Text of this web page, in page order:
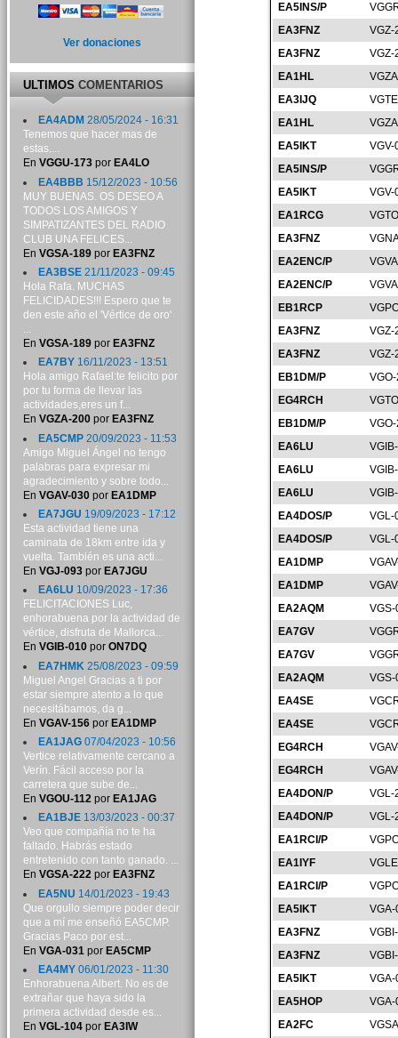
EA5INS/P
EA3FNZ
VGZ-
EA3FNZ
VGZ-
EA1HL
EA3IJQ
EA1HL
EA5IKT
VGV-
EA5INS/P
EA5IKT
VGV-
EA1RCG
EA3FNZ
EA2ENC/P
EA2ENC/P
EB1RCP
EA3FNZ
VGZ-
EA3FNZ
VGZ-
EB1DM/P
EG4RCH
EB1DM/P
EA6LU
EA6LU
EA6LU
EA4DOS/P
VGL-
EA4DOS/P
VGL-
EA1DMP
EA1DMP
EA2AQM
EA7GV
EA7GV
EA2AQM
EA4SE
EA4SE
EG4RCH
EG4RCH
EA4DON/P
VGL-
EA4DON/P
VGL-
EA1RCI/P
EA1IYF
EA1RCI/P
EA5IKT
EA3FNZ
EA3FNZ
EA5IKT
EA5HOP
EA2FC
Ver donaciones
ULTIMOSCOMENTARIOS
EA4ADM 28/05/2024 - 16:31
Tenemos que hacer mas de
estas....
En VGGU-173por EA4LO
EA4BBB 15/12/2023 - 10:56
MUY BUENAS. OS DESEO A
TODOS LOS AMIGOS Y
SIMPATIZANTES DEL RADIO
CLUB UNA FELICES...
En VGSA-189por EA3FNZ
EA3BSE21/11/2023 - 09:45
Hola Rafa. MUCHAS
FELICIDADES!!! Espero que te
den este año el 'Vértice de oro'
...
En VGSA-189por EA3FNZ
EA7BY16/11/2023 - 13:51
Hola amigo Rafael:te felicito por
por tu forma de llevar las
actividades,eres un f...
En VGZA-200por EA3FNZ
EA5CMP20/09/2023 - 11:53
Amigo Miguel Ángel no tengo
palabras para expresar mi
agradecimiento y sobre todo...
En VGAV-030por EA1DMP
EA7JGU 19/09/2023 - 17:12
Esta actividad tiene una
caminata de 18km entre ida y
vuelta. También es una acti...
En VGJ-093por EA7JGU
EA6LU 10/09/2023 - 17:36
FELICITACIONES Luc,
enhorabuena por la actividad de
vértice, disfruta de Mallorca...
En VGIB-010por ON7DQ
EA7HMK 25/08/2023 - 09:59
Miguel Angel Gracias a ti por
estar siempre atento a lo que
necesitábamos, da g...
En VGAV-156por EA1DMP
EA1JAG07/04/2023 - 10:56
Vertice relativamente cercano a
Verín. Fácil acceso por la
carretera que sube de...
En VGOU-112por EA1JAG
EA1BJE13/03/2023 - 00:37
Veo que compañía no te ha
faltado. Habrás estado
entretenido con tanto ganado. ...
En VGSA-222por EA3FNZ
EA5NU 14/01/2023 - 19:43
Que orgullo siempre poder decir
que a mí me enseñó EA5CMP.
Gracias Paco por est...
En VGA-031 por EA5CMP
EA4MY06/01/2023 - 11:30
Enhorabuena Albert. No es de
extrañar que haya sido la
primera actividad desde es...
En VGL-104por EA3IW